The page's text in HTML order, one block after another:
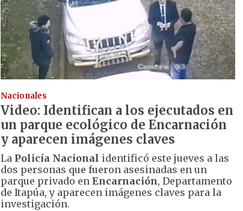
Nacionales
Video: Identifican a los ejecutados en
un parque ecológico de Encarnación
y aparecen imágenes claves
La Policía Nacional identificó este jueves a las
dos personas que fueron asesinadas en un
parque privado enEncarnación, Departamento
de Itapúa, y aparecen imágenes claves para la
investigación.